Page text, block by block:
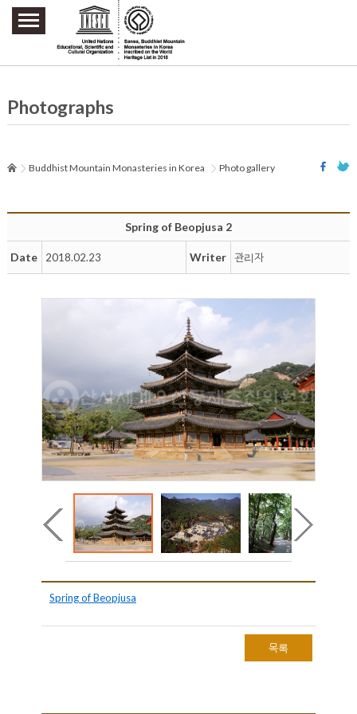
주요메뉴 바로가기
본문 바로가기
하단메뉴 바로가기
Photographs
Buddhist Mountain Monasteries in Korea Photo gallery
Spring of Beopjusa 2
Date 2018.02.23 Writer 관리자
Spring of Beopjusa
목록